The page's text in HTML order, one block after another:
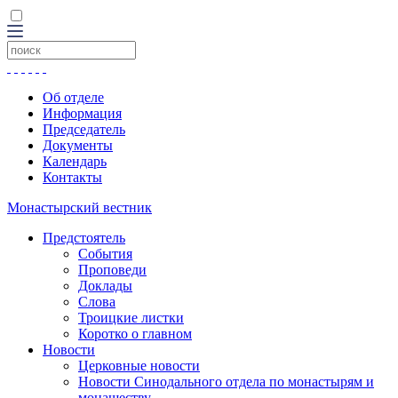
Об отделе
Информация
Председатель
Документы
Календарь
Контакты
Монастырский вестник
Предстоятель
События
Проповеди
Доклады
Слова
Троицкие листки
Коротко о главном
Новости
Церковные новости
Новости Синодального отдела по монастырям и